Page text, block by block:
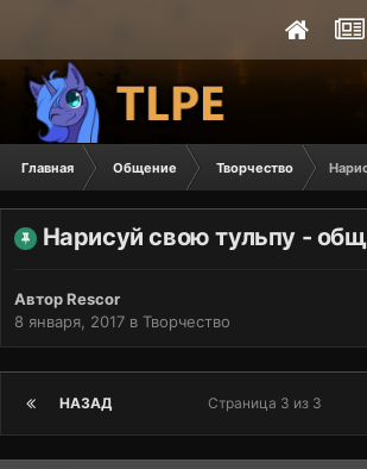
Главная Общение Творчество
Нарисуй свою тульпу -
АвторRescor
8 января, 2017 в Творчество
НАЗАД Страница 3 из 3